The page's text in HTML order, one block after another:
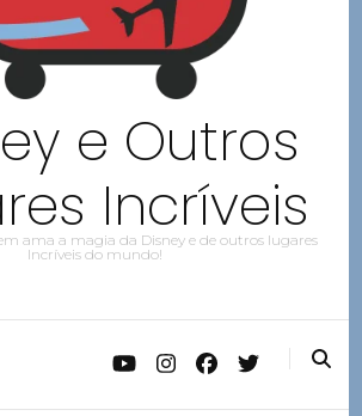
e Outros
Incríveis
ama a magia da Disney e de outros lugares
Incríveis do mundo!